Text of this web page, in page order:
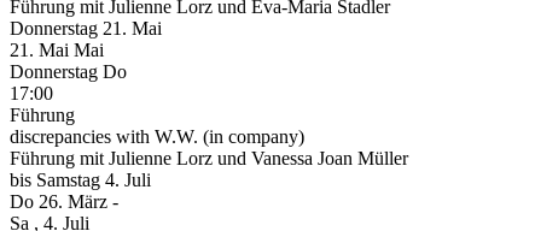
Führung mit Julienne Lorz und Eva-Maria Stadler
Donnerstag 21. Mai
21. Mai Mai
Donnerstag Do
17:00
Führung
discrepancies with W.W. (in company)
Führung mit Julienne Lorz und Vanessa Joan Müller
bis Samstag 4. Juli
Do 26. März -
Sa , 4. Juli